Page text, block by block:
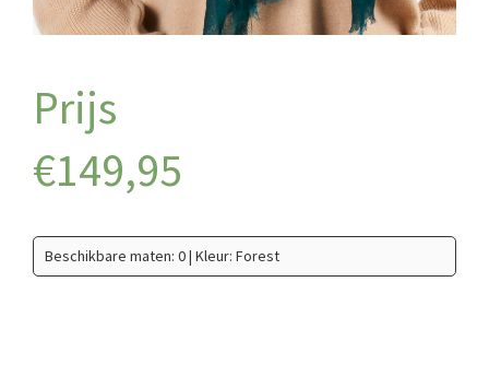
€149,95
Beschikbare maten: 0 | Kleur: Forest